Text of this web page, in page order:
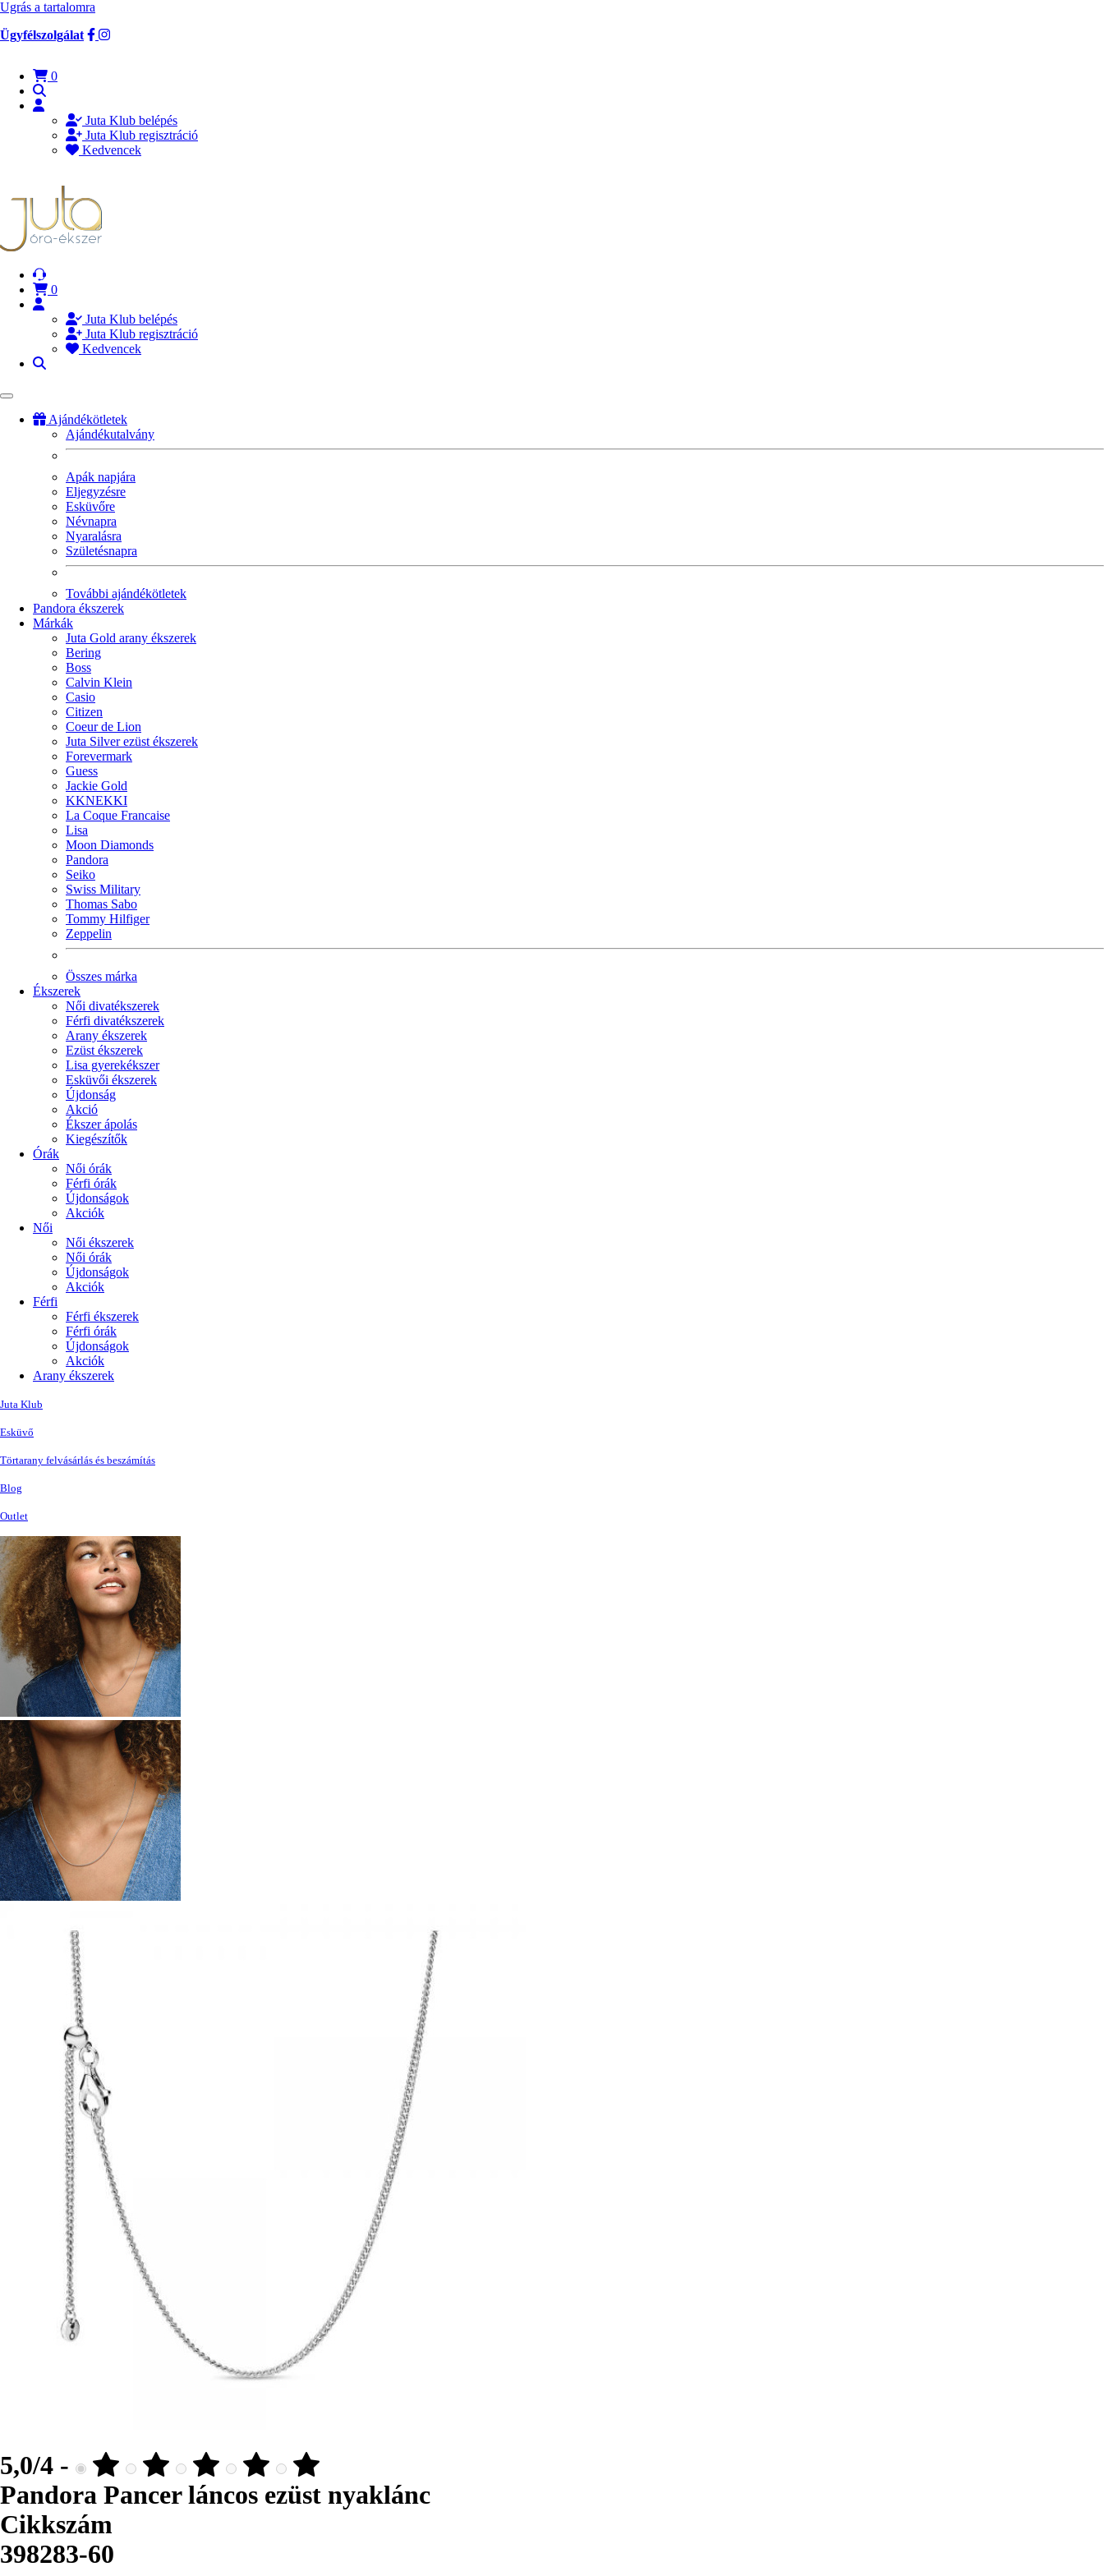
Ugrás a tartalomra
Ügyfélszolgálat
0
Juta Klub belépés
Juta Klub regisztráció
Kedvencek
0
Juta Klub belépés
Juta Klub regisztráció
Kedvencek
Ajándékötletek
Ajándékutalvány
Apák napjára
Eljegyzésre
Esküvőre
Névnapra
Nyaralásra
Születésnapra
További ajándékötletek
Pandora ékszerek
Márkák
Juta Gold arany ékszerek
Bering
Boss
Calvin Klein
Casio
Citizen
Coeur de Lion
Juta Silver ezüst ékszerek
Forevermark
Guess
Jackie Gold
KKNEKKI
La Coque Francaise
Lisa
Moon Diamonds
Pandora
Seiko
Swiss Military
Thomas Sabo
Tommy Hilfiger
Zeppelin
Összes márka
Ékszerek
Női divatékszerek
Férfi divatékszerek
Arany ékszerek
Ezüst ékszerek
Lisa gyerekékszer
Esküvői ékszerek
Újdonság
Akció
Ékszer ápolás
Kiegészítők
Órák
Női órák
Férfi órák
Újdonságok
Akciók
Női
Női ékszerek
Női órák
Újdonságok
Akciók
Férfi
Férfi ékszerek
Férfi órák
Újdonságok
Akciók
Arany ékszerek
Juta Klub
Esküvő
Törtarany felvásárlás és beszámítás
Blog
Outlet
5,0/4 -
Pandora Pancer láncos ezüst nyaklánc
Cikkszám
398283-60